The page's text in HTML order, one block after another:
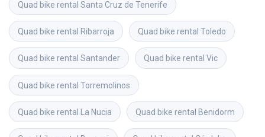
Quad bike rental Santa Cruz de Tenerife
Quad bike rental Ribarroja Quad bike rental Toledo
Quad bike rental Santander Quad bike rental Vic
Quad bike rental Torremolinos
Quad bike rental La Nucia Quad bike rental Benidorm